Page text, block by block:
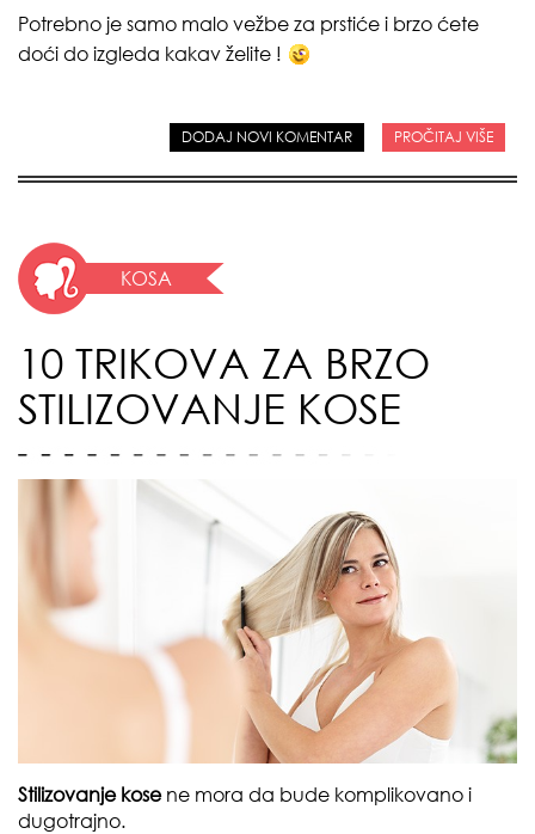
Potrebno je samo malo vežbe za prstiće i brzo ćete
doći do izgleda kakav želite !
DODAJ NOVI KOMENTAR PROČITAJ VIŠE
KOSA
10 TRIKOVA ZA BRZO
STILIZOVANJE KOSE
Stilizovanje kosene mora da bude komplikovano i
dugotrajno.